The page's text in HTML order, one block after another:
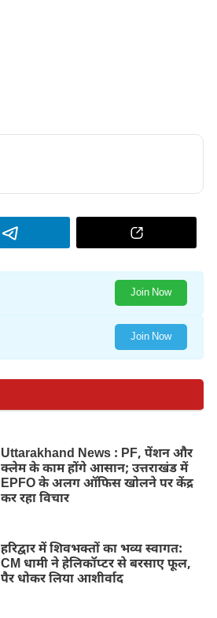
Join Now
Join Now
Uttarakhand News : PF, पेंशन और
क्लेम के काम होंगे आसान; उत्तराखंड में
EPFO के अलग ऑफिस खोलने पर केंद्र
कर रहा विचार
हरिद्वार में शिवभक्तों का भव्य स्वागत:
CM धामी ने हेलिकॉप्टर से बरसाए फूल,
पैर धोकर लिया आशीर्वाद